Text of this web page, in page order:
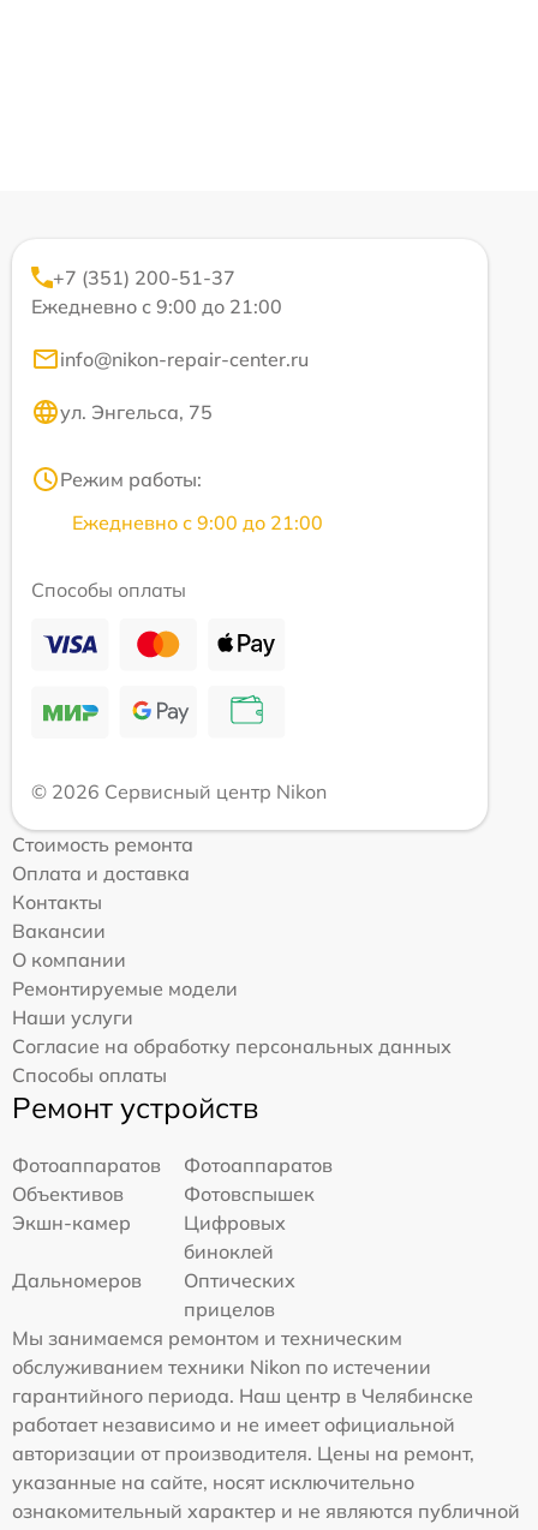
+7 (351) 200-51-37
Ежедневно с 9:00 до 21:00
info@nikon-repair-center.ru
ул. Энгельса, 75
Режим работы:
Ежедневно с 9:00 до 21:00
Способы оплаты
© 2026 Сервисный центр Nikon
Стоимость ремонта
Оплата и доставка
Контакты
Вакансии
О компании
Ремонтируемые модели
Наши услуги
Согласие на обработку персональных данных
Способы оплаты
Ремонт устройств
Фотоаппаратов
Фотоаппаратов
Объективов
Фотовспышек
Экшн-камер
Цифровых
биноклей
Дальномеров
Оптических
прицелов
Мы занимаемся ремонтом и техническим
обслуживанием техники Nikon по истечении
гарантийного периода. Наш центр в Челябинске
работает независимо и не имеет официальной
авторизации от производителя. Цены на ремонт,
указанные на сайте, носят исключительно
ознакомительный характер и не являются публичной